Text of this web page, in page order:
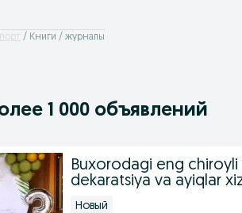
Книги / журналы
1 000 объявлений
Buxorodagi eng
dekaratsiya va ayiqlar
Новый